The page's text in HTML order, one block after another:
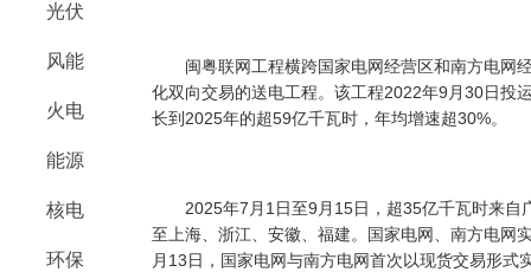
光伏
风能
火电
能源
核电
环保
闽粤联网工程横跨国家电网经营区和南方电网
化双向交易的送电工程。该工程2022年9月30日投
长到2025年的超59亿千瓦时，年均增速超30%。
2025年7月1日至9月15日，超35亿千瓦时来自
至上海、浙江、安徽、福建。国家电网、南方电网
月13日，国家电网与南方电网首次以现货交易形